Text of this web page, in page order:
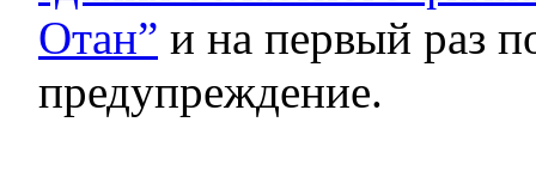
Отан” и на первый раз
предупреждение.